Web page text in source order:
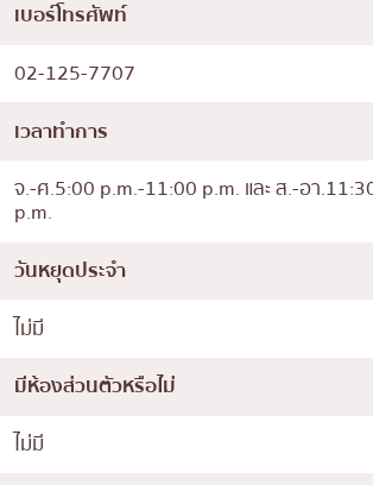
เบอร์โทรศัพท์
02-125-7707
เวลาทำการ
จ.-ศ.5:00 p.m.-11:00 p.m. และ ส.-อา
p.m.
วันหยุดประจำ
ไม่มี
มีห้องส่วนตัวหรือไม่
ไม่มี